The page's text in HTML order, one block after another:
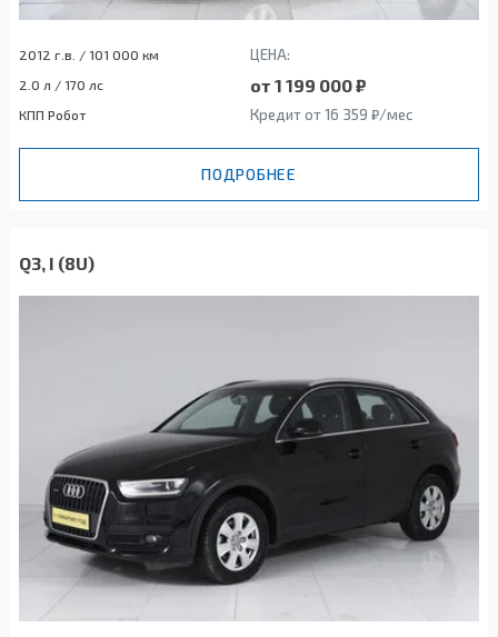
2012 г.в. / 101 000 км ЦЕНА:
2.0 л / 170 лс от 1 199 000 ₽
КПП Робот Кредит от 16 359 ₽/мес
ПОДРОБНЕЕ
Q3, I (8U)